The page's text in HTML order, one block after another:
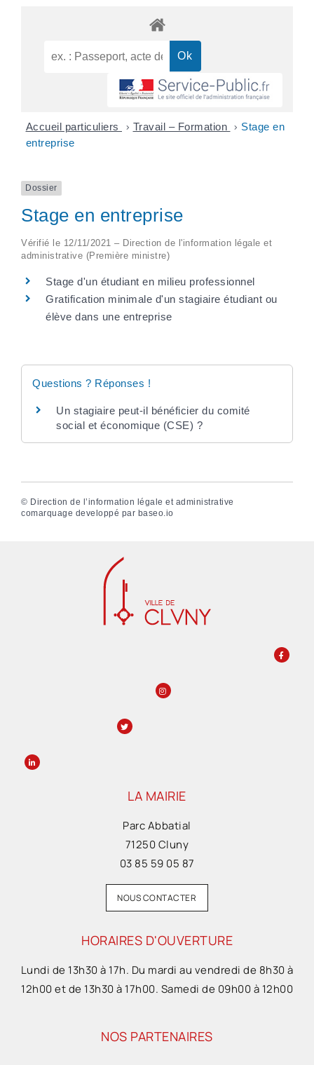
Accueil particuliers > Travail – Formation > Stage en
entreprise
Dossier
Stage en entreprise
Vérifié le 12/11/2021 – Direction de l'information légale et
administrative (Première ministre)
Stage d'un étudiant en milieu professionnel
Gratification minimale d'un stagiaire étudiant ou
élève dans une entreprise
Questions ? Réponses !
Un stagiaire peut-il bénéficier du comité
social et économique (CSE) ?
© Direction de l’information légale et administrative
comarquage developpé par baseo.io
LA MAIRIE
Parc Abbatial
71250 Cluny
03 85 59 05 87
NOUS CONTACTER
HORAIRES D'OUVERTURE
Lundi de 13h30 à 17h. Du mardi au vendredi de 8h30 à
12h00 et de 13h30 à 17h00. Samedi de 09h00 à 12h00
NOS PARTENAIRES